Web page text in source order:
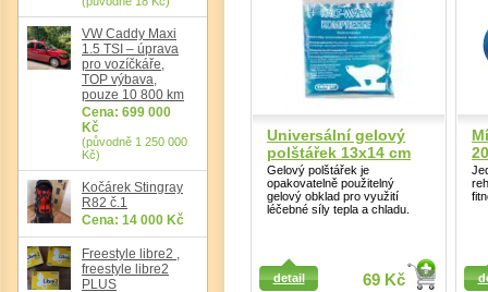
VW Caddy Maxi
1.5 TSI – úprava
pro vozíčkáře,
TOP výbava,
pouze 10 800 km
Cena: 699 000
Kč
(původně 1 250 000
Kč)
Kočárek Stingray
R82 č.1
Cena: 14 000 Kč
Freestyle libre2 ,
freestyle libre2
PLUS
Universální gelový
polštářek 13x14 cm
Gelový polštářek je
opakovatelně použitelný
gelový obklad pro využití
léčebné síly tepla a chladu.
69 Kč
detail
Detail
Detail